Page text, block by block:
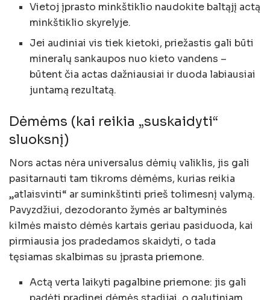
Vietoj įprasto minkštiklio naudokite baltąjį actą
minkštiklio skyrelyje.
Jei audiniai vis tiek kietoki, priežastis gali būti
mineralų sankaupos nuo kieto vandens –
būtent čia actas dažniausiai ir duoda labiausiai
juntamą rezultatą.
Dėmėms (kai reikia „suskaidyti“
sluoksnį)
Nors actas nėra universalus dėmių valiklis, jis gali
pasitarnauti tam tikroms dėmėms, kurias reikia
„atlaisvinti“ ar suminkštinti prieš tolimesnį valymą.
Pavyzdžiui, dezodoranto žymės ar baltyminės
kilmės maisto dėmės kartais geriau pasiduoda, kai
pirmiausia jos pradedamos skaidyti, o tada
tęsiamas skalbimas su įprasta priemone.
Actą verta laikyti pagalbine priemone: jis gali